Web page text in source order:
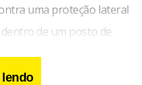
uma proteção lateral
de um posto de